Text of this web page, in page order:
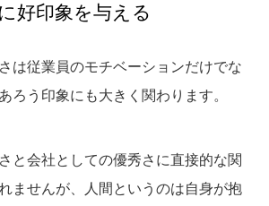
好印象を与える
は従業員のモチベーションだけでな
ろう印象にも大きく関わります。
と会社としての優秀さに直接的な関
ませんが、人間というのは自身が抱